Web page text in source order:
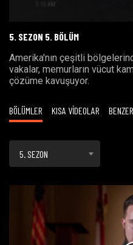
5. SEZON 5. BÖLÜM
Amerika'nın çeşitli
vakalar, memurların vücut
çözüme kavuşuyor.
BÖLÜMLER KISA VİDEOLAR
5. SEZON